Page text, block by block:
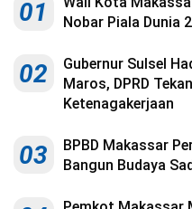
Lingkungan
More
01
Nobar Piala Dunia
02
Gubernur Sulsel
Maros, DPRD
Ketenagakerjaan
03
BPBD Makassar
Bangun Budaya